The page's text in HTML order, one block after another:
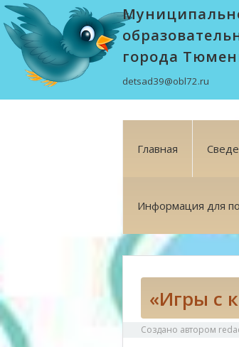
города
detsad39@obl72.ru
Главная
Информация для
«Игры с
Создано автором